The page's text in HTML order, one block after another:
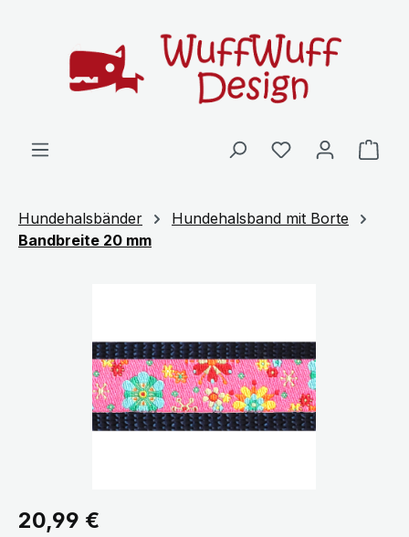
Hundehalsbänder
Hundehalsband mit Borte
Bandbreite 20 mm
Regulärer Preis:
20,99 €